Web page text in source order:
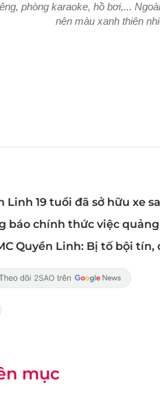
phòng karaoke, hồ bơi,...
nên màu xanh thiên
Linh 19 tuổi đã sở hữu xe
báo chính thức việc quảng
Quyền Linh: Bị tố bội tín,
mục